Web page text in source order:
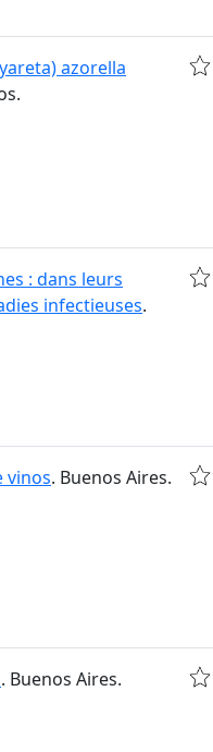
azorella
: dans leurs
infectieuses.
vinos. Buenos Aires.
. Buenos Aires.